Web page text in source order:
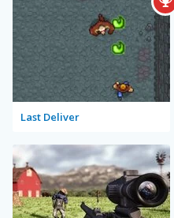
Last Deliver